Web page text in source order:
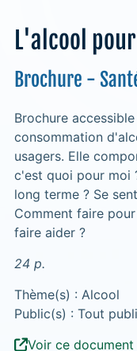
L'alcool
Brochure -
Brochure
consommation
usagers. Elle
c'est quoi pour moi
long terme ? Se
Comment faire
faire aider ?
24 p.
Thème(s) : Alcool
Public(s) : Tout
Voir ce document